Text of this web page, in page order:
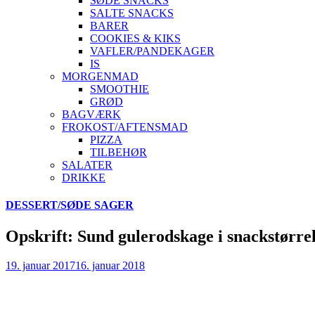
SALTE SNACKS
BARER
COOKIES & KIKS
VAFLER/PANDEKAGER
IS
MORGENMAD
SMOOTHIE
GRØD
BAGVÆRK
FROKOST/AFTENSMAD
PIZZA
TILBEHØR
SALATER
DRIKKE
Skip
content
DESSERT/SØDE SAGER
Opskrift: Sund gulerodskage i
19. januar 201716. januar 2018